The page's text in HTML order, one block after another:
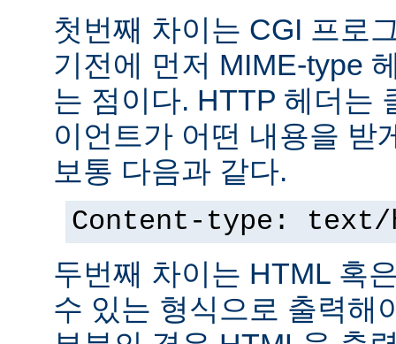
첫번째 차이는 CGI 프로
기전에 먼저 MIME-type
는 점이다. HTTP 헤더는
이언트가 어떤 내용을 받
보통 다음과 같다.
Content-type: text/
두번째 차이는 HTML 혹
수 있는 형식으로 출력해